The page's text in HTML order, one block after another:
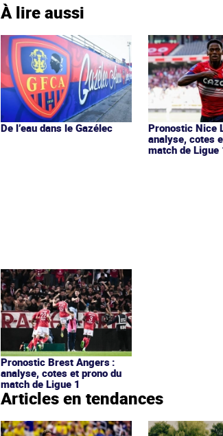
À lire aussi
De l’eau dans le Gazélec
Pronostic Nice
analyse, cotes
match de Ligue
Pronostic Brest Angers :
analyse, cotes et prono du
match de Ligue 1
Articles en tendances